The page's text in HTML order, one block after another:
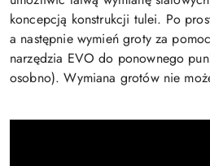
koncepcją konstrukcji tulei. Po
a następnie wymień groty za
narzędzia EVO do ponownego
osobno). Wymiana grotów nie